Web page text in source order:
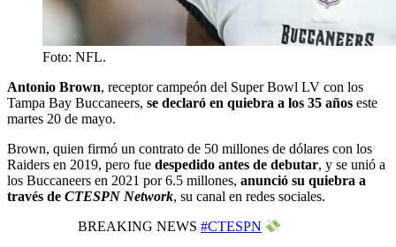
Foto: NFL.
Antonio Brown, receptor campeón del Super Bowl LV con los
Tampa Bay Buccaneers, se declaró en quiebra a los 35 años este
martes 20 de mayo.
Brown, quien firmó un contrato de 50 millones de dólares con los
Raiders en 2019, pero fue despedido antes de debutar, y se unió a
los Buccaneers en 2021 por 6.5 millones, anunció su quiebra a
través de CTESPN Network, su canal en redes sociales.
BREAKING NEWS #CTESPN